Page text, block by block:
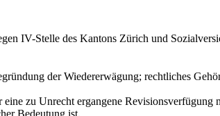
IV-Stelle des Kantons Zürich und
der Wiedererwägung; rechtliches
zu Unrecht ergangene